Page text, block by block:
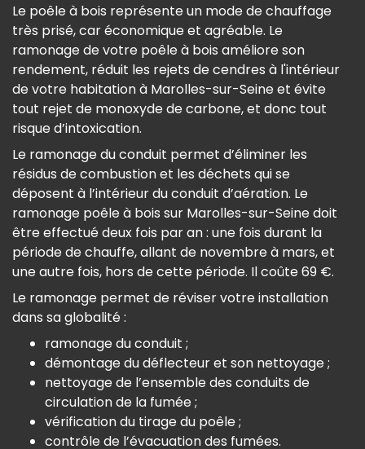
Le poêle à bois représente un mode de chauffage
très prisé, car économique et agréable. Le
ramonage de votre poêle à bois améliore son
rendement, réduit les rejets de cendres à l'intérieur
de votre habitation à Marolles-sur-Seine et évite
tout rejet de monoxyde de carbone, et donc tout
risque d’intoxication.
Le ramonage du conduit permet d’éliminer les
résidus de combustion et les déchets qui se
déposent à l’intérieur du conduit d’aération. Le
ramonage poêle à bois sur Marolles-sur-Seine doit
être effectué deux fois par an : une fois durant la
période de chauffe, allant de novembre à mars, et
une autre fois, hors de cette période. Il coûte 69 €.
Le ramonage permet de réviser votre installation
dans sa globalité :
ramonage du conduit ;
démontage du déflecteur et son nettoyage ;
nettoyage de l’ensemble des conduits de
circulation de la fumée ;
vérification du tirage du poêle ;
contrôle de l’évacuation des fumées.